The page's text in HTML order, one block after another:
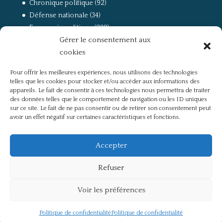
Gérer le consentement aux
cookies
Pour offrir les meilleures expériences, nous utilisons des technologies
telles que les cookies pour stocker et/ou accéder aux informations des
appareils. Le fait de consentir à ces technologies nous permettra de traiter
des données telles que le comportement de navigation ou les ID uniques
sur ce site. Le fait de ne pas consentir ou de retirer son consentement peut
avoir un effet négatif sur certaines caractéristiques et fonctions.
Accepter
Refuser
Voir les préférences
Politique de confidentialitéPolitique de confidentialité
Chronique politique (92)
Défense nationale (34)
Economie politique(238)
(168)
La guerre, la Résistance et la Déportation
Non classé(42)
Partis politiques, intelligentsia, médias(750)
Présentation(4)
Références(57)